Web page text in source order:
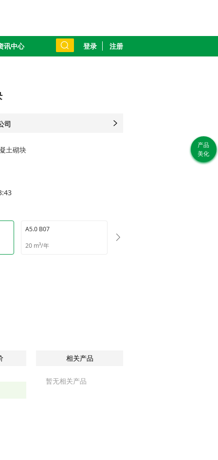
讯中心 登录 注册
司
土砌块
A5.0 B07
20 m³/年
相关产品
暂无相关产品
如
系
经
产品
美化